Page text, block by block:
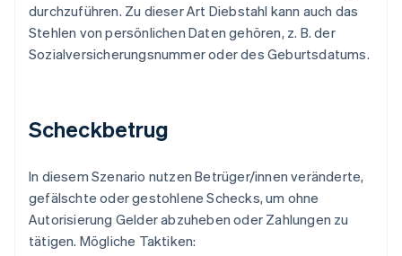
durchzuführen. Zu dieser Art Diebstahl kann auch das
Stehlen von persönlichen Daten gehören, z. B. der
Sozialversicherungsnummer oder des Geburtsdatums.
Scheckbetrug
In diesem Szenario nutzen Betrüger/innen veränderte,
gefälschte oder gestohlene Schecks, um ohne
Autorisierung Gelder abzuheben oder Zahlungen zu
tätigen. Mögliche Taktiken: